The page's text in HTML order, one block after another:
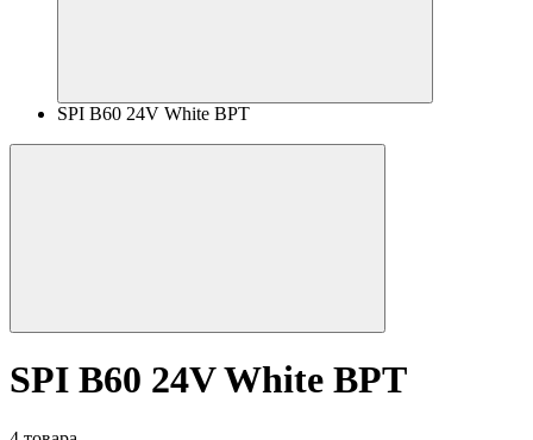
SPI B60 24V White BPT
SPI B60 24V White BPT